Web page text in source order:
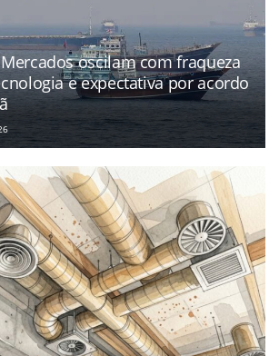
oscilam com fraqueza
e expectativa por acordo